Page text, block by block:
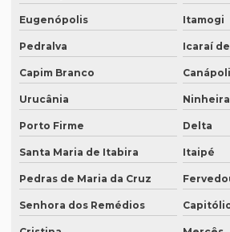
Preço tradução francês portugues
Preço de tradução juramentada
Preço tradução juramentada alemão
Preço tradução juramentada brasil
Preço de tradução juramentada italiano
Preço de tradução e legendagem
Preço tradução por página
Eugenópolis Itamogi
Pedralva Icaraí
Capim Branco
Urucânia Ninheira
Porto Firme Delta
Santa Maria de Itabira Itaipé
Pedras de Maria da Cruz
Senhora dos Remédios